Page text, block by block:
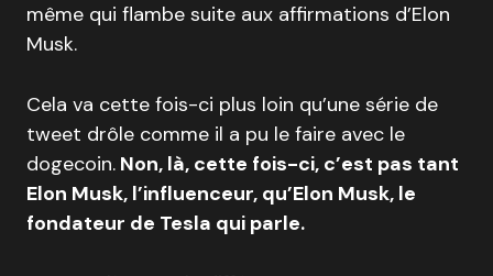
même qui flambe suite aux affirmations d’Elon
Musk.
Cela va cette fois-ci plus loin qu’une série de
tweet drôle comme il a pu le faire avec le
dogecoin. Non, là, cette fois-ci, c’est pas tant
Elon Musk, l’influenceur, qu’Elon Musk, le
fondateur de Tesla qui parle.